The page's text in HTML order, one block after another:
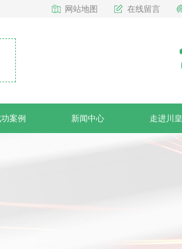
网站地图 在线留言
案例 新闻中心 走进川皇